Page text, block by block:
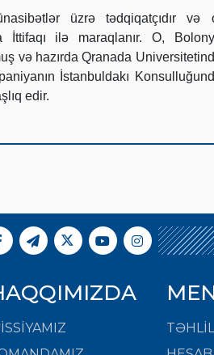
üzrə tədqiqatçıdır və
ilə maraqlanır. O,
və hazırda Qranada
İstanbuldakı
edir.
TƏHLİL